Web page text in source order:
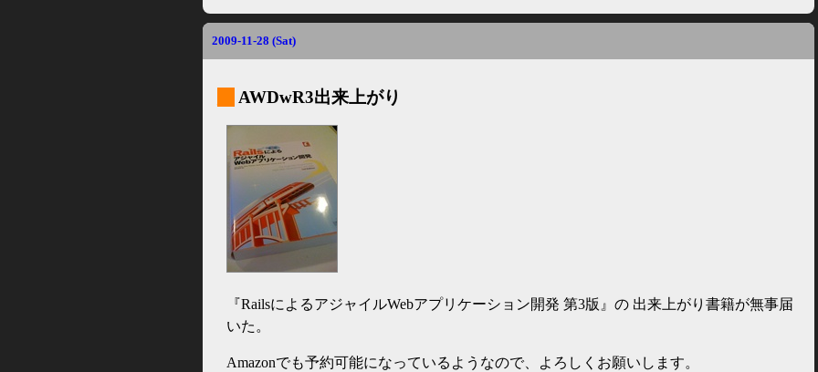
2009-11-28 (Sat)
AWDwR3出来上がり
『RailsによるアジャイルWebアプリケーション開発 第3版』の 出来上がり書籍が無事届
いた。
Amazonでも予約可能になっているようなので、よろしくお願いします。